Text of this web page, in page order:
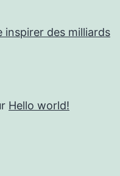
inspirer des milliards
Hello world!